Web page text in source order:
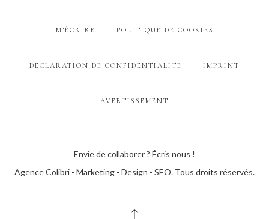
M’ÉCRIRE POLITIQUE DE COOKIES
DÉCLARATION DE CONFIDENTIALITÉ IMPRINT
AVERTISSEMENT
Envie de collaborer ? Écris nous !
Agence Colibri - Marketing - Design - SEO. Tous droits réservés.